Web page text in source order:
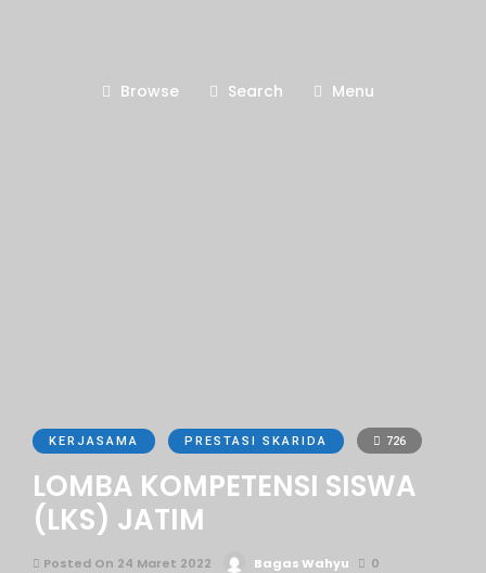
Browse Search Menu
KERJASAMA PRESTASI SKARIDA 726
LOMBA KOMPETENSI SISWA
(LKS) JATIM
Posted On 24 Maret 2022 Bagas Wahyu 0